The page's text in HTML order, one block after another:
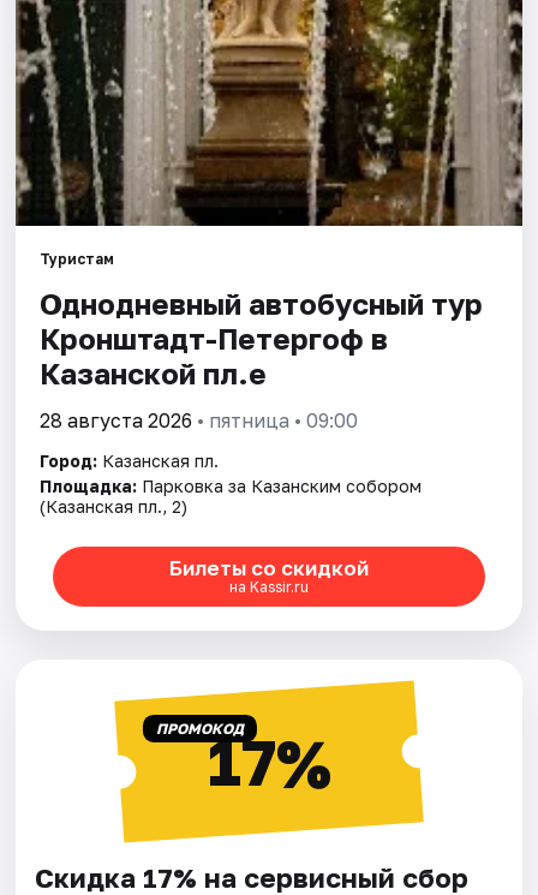
Туристам
Однодневный автобусный тур
Кронштадт-Петергоф в
Казанской пл.е
28 августа 2026 • пятница • 09:00
Город: Казанская пл.
Площадка: Парковка за Казанским собором
(Казанская пл., 2)
Билеты со скидкой
на Kassir.ru
ПРОМОКОД17%
Скидка 17% на сервисный сбор